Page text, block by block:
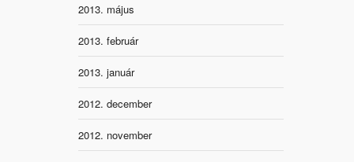
2013. május
2013. február
2013. január
2012. december
2012. november